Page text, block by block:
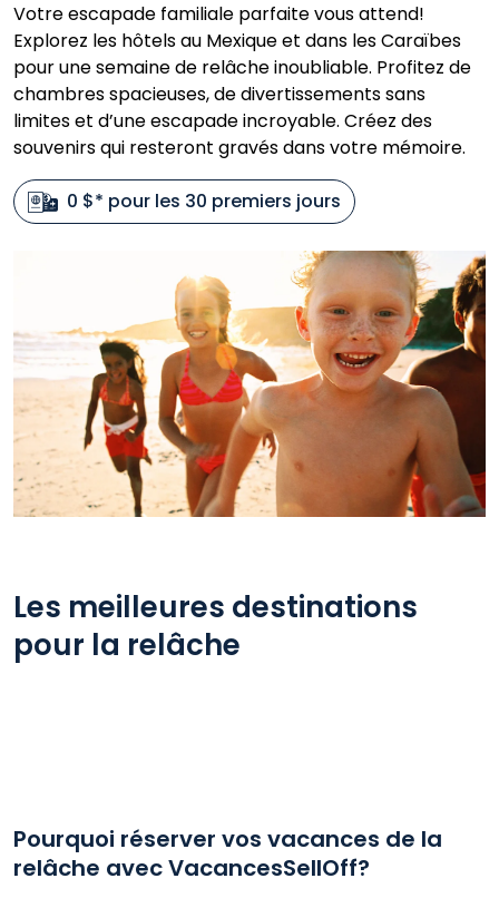
Votre escapade familiale parfaite vous attend!
Explorez les hôtels au Mexique et dans les Caraïbes
pour une semaine de relâche inoubliable. Profitez de
chambres spacieuses, de divertissements sans
limites et d’une escapade incroyable. Créez des
souvenirs qui resteront gravés dans votre mémoire.
0 $* pour les 30 premiers jours
Les meilleures destinations
pour la relâche
Pourquoi réserver vos vacances de la
relâche avec VacancesSellOff?